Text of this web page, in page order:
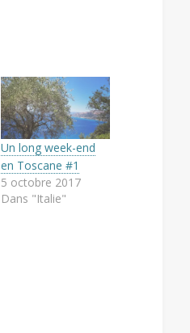
Un long week-end
en Toscane #1
5 octobre 2017
Dans "Italie"